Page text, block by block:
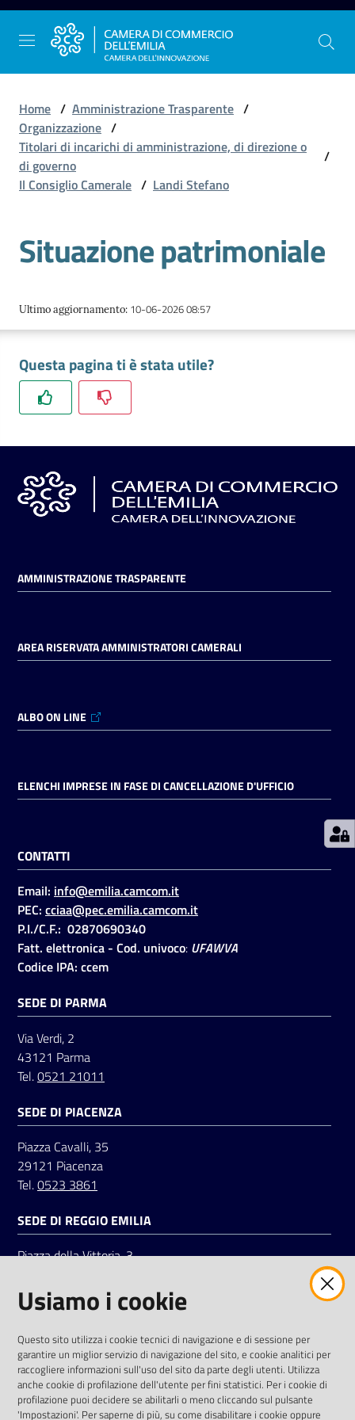
Vai al contenuto
Vai alla navigazione
Vai al footer
La
Camera
dell'Emilia
Gestire
l'impresa
e
territorio
Tutelare
l'Impresa
in
digitale
on line
Accedi
Registrati
Seguici
su
Home / Amministrazione Trasparente /
Organizzazione /
Titolari di incarichi di amministrazione, di direzione o
di governo
/
Il Consiglio Camerale / Landi Stefano
Situazione patrimoniale
Ultimo aggiornamento: 10-06-2026 08:57
Questa pagina ti è stata utile?
AMMINISTRAZIONE TRASPARENTE
AREA RISERVATA AMMINISTRATORI CAMERALI
ALBO ON LINE
ELENCHI IMPRESE IN FASE DI CANCELLAZIONE D'UFFICIO
CONTATTI
Email: info@emilia.camcom.it
PEC: cciaa@pec.emilia.camcom.it
P.I./C.F.: 02870690340
Fatt. elettronica - Cod. univoco: UFAWVA
Codice IPA: ccem
SEDE DI PARMA
Via Verdi, 2
43121 Parma
Tel.0521 21011
SEDE DI PIACENZA
Piazza Cavalli, 35
29121 Piacenza
Tel.0523 3861
SEDE DI REGGIO EMILIA
Piazza della Vittoria, 3
Tel.0522 7961
LinkedinFacebookInstagram
Usiamo i cookie
Questo sito utilizza i cookie tecnici di navigazione e di sessione per
garantire un miglior servizio di navigazione del sito, e cookie analitici per
raccogliere informazioni sull'uso del sito da parte degli utenti. Utilizza
anche cookie di profilazione dell'utente per fini statistici. Per i cookie di
profilazione puoi decidere se abilitarli o meno cliccando sul pulsante
'Impostazioni'. Per saperne di più, su come disabilitare i cookie oppure